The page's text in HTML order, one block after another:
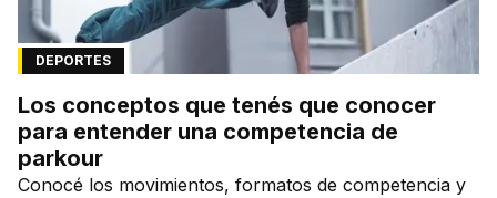
DEPORTES
Los conceptos que tenés que conocer
para entender una competencia de
parkour
Conocé los movimientos, formatos de competencia y